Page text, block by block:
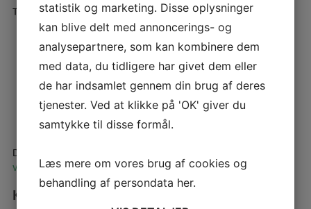
Typiske tegn på, at din symaskine bør til service, er:
Maskinen springer sting over
Overtråden eller undertråden knækker ofte
Maskinen larmer mere end normalt
Den går tungt eller ujævnt
Stoffet bliver ikke transporteret korrekt
Stingene bliver ujævne eller grimme
Maskinen syr ikke, selvom den er trådet korrekt
Du kan også læse vores guide om
vedligeholdelse, hvis du vil se de mest almindelige fejl.
KAN DET BETALE SIG AT REPARERE EN
statistik og marketing. Disse oplysninger
kan blive delt med annoncerings- og
analysepartnere, som kan kombinere dem
med data, du tidligere har givet dem eller
de har indsamlet gennem din brug af deres
tjenester. Ved at klikke på 'OK' giver du
samtykke til disse formål.
Læs mere om vores brug af cookies og
behandling af persondata her.